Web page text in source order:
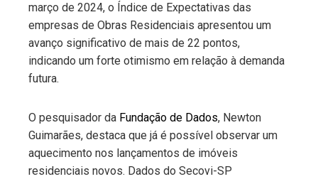
março de 2024, o Índice de Expectativas das
empresas de Obras Residenciais apresentou um
avanço significativo de mais de 22 pontos,
indicando um forte otimismo em relação à demanda
futura.
O pesquisador da Fundação de Dados, Newton
Guimarães, destaca que já é possível observar um
aquecimento nos lançamentos de imóveis
residenciais novos. Dados do Secovi-SP